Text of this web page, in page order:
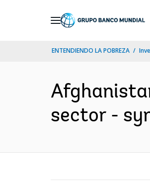
ENTENDIENDO LA POBREZA
sector -